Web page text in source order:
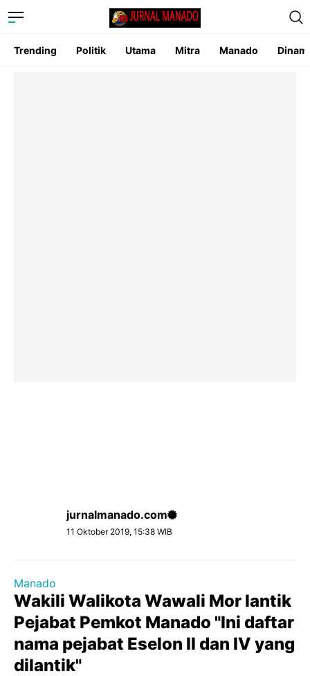
Trending Politik Utama Mitra Manado
jurnalmanado.com
11 Oktober 2019, 15:38 WIB
Manado
Wakili Walikota Wawali Mor lantik
Pejabat Pemkot Manado "Ini daftar
nama pejabat Eselon II dan IV yang
dilantik"